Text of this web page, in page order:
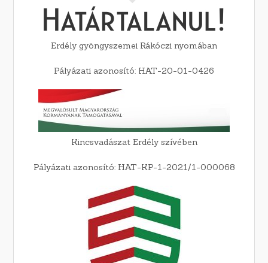
Erdély gyöngyszemei Rákóczi nyomában
Pályázati azonosító: HAT-20-01-0426
Kincsvadászat Erdély szívében
Pályázati azonosító: HAT-KP-1-2021/1-000068